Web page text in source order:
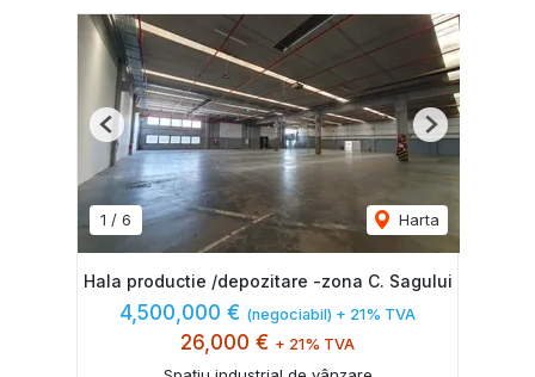
1 / 6 Harta
Previous Next
Hala productie /depozitare -zona C. Sagului
4,500,000 € (negociabil) + 21% TVA
26,000 € + 21% TVA